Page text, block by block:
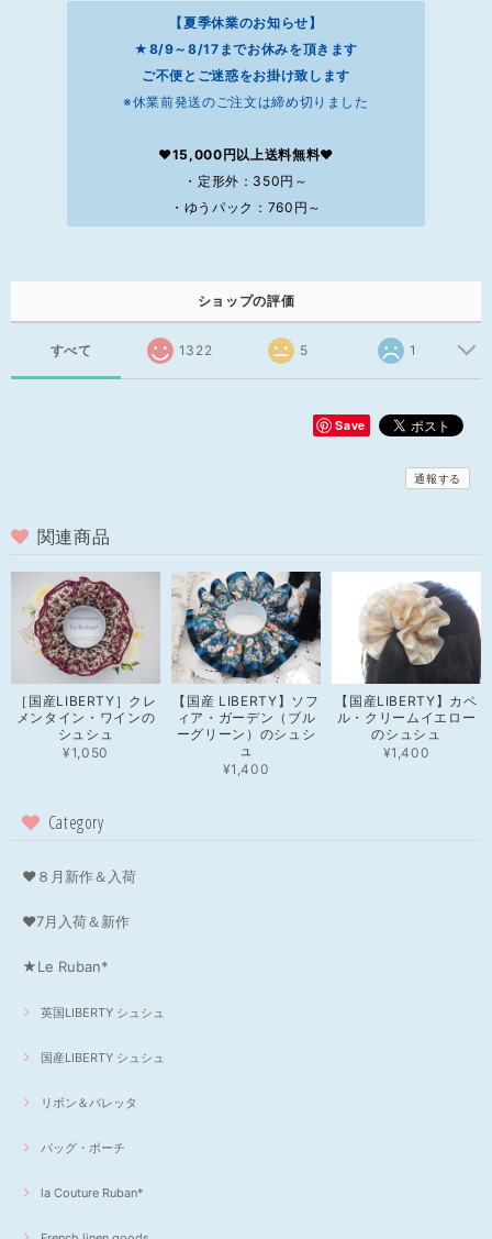
【夏季休業のお知らせ】
★8/9～8/17までお休みを頂きます
ご不便とご迷惑をお掛け致します
※休業前発送のご注文は締め切りました
❤15,000円以上送料無料❤
・定形外：350円～
・ゆうパック：760円～
ショップの評価
すべて 1322 5 1
Save
通報する
関連商品
［国産LIBERTY］クレ
メンタイン・ワインの
シュシュ
¥1,050
【国産 LIBERTY】ソフ
ィア・ガーデン（ブル
ーグリーン）のシュシ
ュ
¥1,400
【国産LIBERTY】カペ
ル・クリームイエロー
のシュシュ
¥1,400
Category
❤８月新作＆入荷
❤7月入荷＆新作
★Le Ruban*
英国LIBERTY シュシュ
国産LIBERTY シュシュ
リボン＆バレッタ
バッグ・ポーチ
la Couture Ruban*